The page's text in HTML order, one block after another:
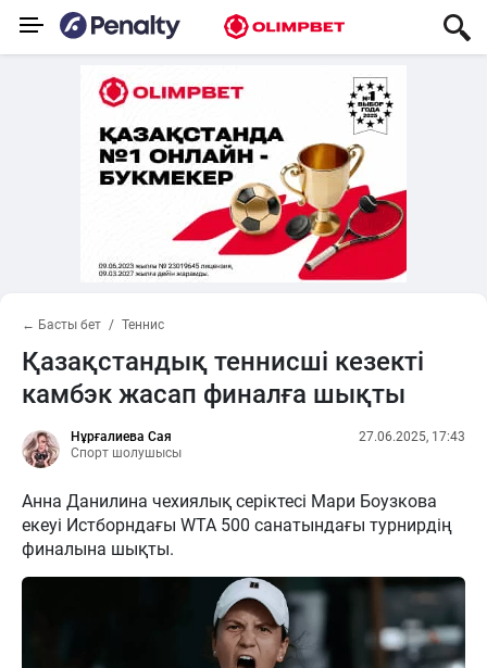
← Басты бет Теннис
Қазақстандық теннисші кезекті
камбэк жасап финалға шықты
Нұрғалиева Сая
Спорт шолушысы
27.06.2025, 17:43
Анна Данилина чехиялық серіктесі Мари Боузкова
екеуі Истборндағы WTA 500 санатындағы турнирдің
финалына шықты.